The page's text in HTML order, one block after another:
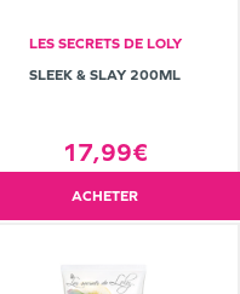
LES SECRETS DE LOLY
SLEEK & SLAY 200ML
17,99€
ACHETER